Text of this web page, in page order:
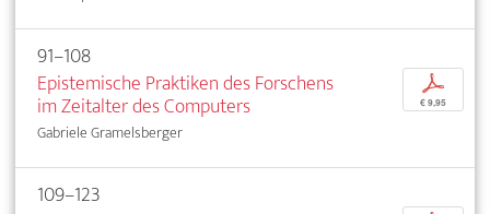
91–108
Epistemische Praktiken des Forschens
im Zeitalter des Computers
Gabriele Gramelsberger
p
€ 9,95
109–123